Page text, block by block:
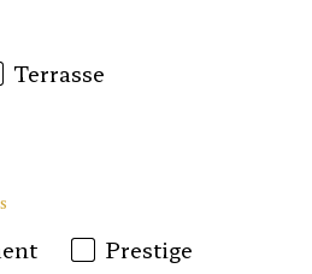
Terrasse
Prestige